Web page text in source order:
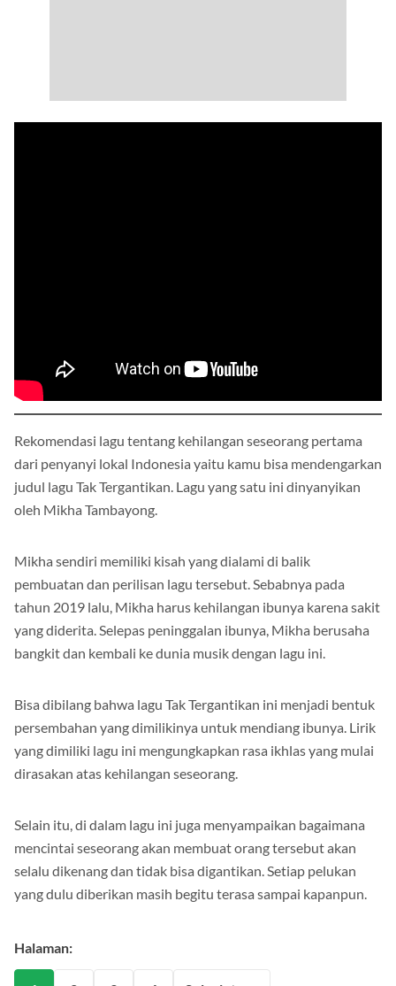
Rekomendasi lagu tentang kehilangan seseorang pertama
dari penyanyi lokal Indonesia yaitu kamu bisa mendengarkan
judul lagu Tak Tergantikan. Lagu yang satu ini dinyanyikan
oleh Mikha Tambayong.
Mikha sendiri memiliki kisah yang dialami di balik
pembuatan dan perilisan lagu tersebut. Sebabnya pada
tahun 2019 lalu, Mikha harus kehilangan ibunya karena sakit
yang diderita. Selepas peninggalan ibunya, Mikha berusaha
bangkit dan kembali ke dunia musik dengan lagu ini.
Bisa dibilang bahwa lagu Tak Tergantikan ini menjadi bentuk
persembahan yang dimilikinya untuk mendiang ibunya. Lirik
yang dimiliki lagu ini mengungkapkan rasa ikhlas yang mulai
dirasakan atas kehilangan seseorang.
Selain itu, di dalam lagu ini juga menyampaikan bagaimana
mencintai seseorang akan membuat orang tersebut akan
selalu dikenang dan tidak bisa digantikan. Setiap pelukan
yang dulu diberikan masih begitu terasa sampai kapanpun.
Halaman: